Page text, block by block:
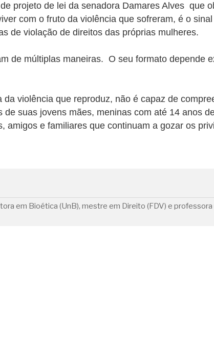
projeto de lei da senadora Damares Alves que
com o fruto da violência que sofreram, é o
de violação de direitos das próprias mulheres.
de múltiplas maneiras. O seu formato depende
violência que reproduz, não é capaz de
de suas jovens mães, meninas com até 14 anos
amigos e familiares que continuam a gozar os
em Bioética (UnB), mestre em Direito (FDV) e